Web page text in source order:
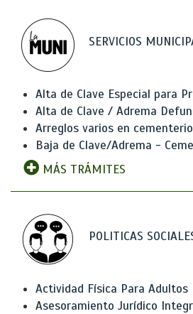
SERVICIOS
Alta de Clave Especial para
Alta de Clave / Adrema
Arreglos varios en cementerio
Baja de Clave/Adrema -
MÁS TRÁMITES
POLITICAS
Actividad Física Para Adultos
Asesoramiento Jurídico